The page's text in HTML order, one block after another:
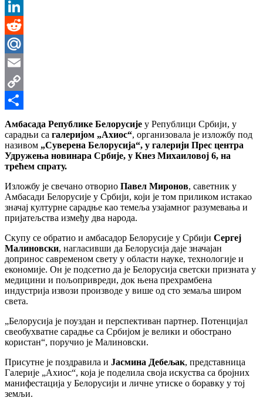
VK
LinkedIn
Reddit
Mail.Ru
Email
Copy
Link
Share
Амбасада Републике Белорусије у Републици Србији, у
сарадњи са галеријом „Ахиос“, организовала је изложбу под
називом „Суверена Белорусија“, у галерији Прес центра
Удружења новинара Србије, у Кнез Михаиловој 6, на
трећем спрату.
Изложбу је свечано отворио Павел Миронов, саветник у
Амбасади Белорусије у Србији, који је том приликом истакао
значај културне сарадње као темеља узајамног разумевања и
пријатељства између два народа.
Скупу се обратио и амбасадор Белорусије у Србији Сергеј
Малиновски, нагласивши да Белорусија даје значајан
допринос савременом свету у области науке, технологије и
економије. Он је подсетио да је Белорусија светски призната у
медицини и пољопривреди, док њена прехрамбена
индустрија извози производе у више од сто земаља широм
света.
„Белорусија је поуздан и перспективан партнер. Потенцијал
свеобухватне сарадње са Србијом је велики и обострано
користан“, поручио је Малиновски.
Присутне је поздравила и Јасмина Дебељак, представница
Галерије „Ахиос“, која је поделила своја искуства са бројних
манифестација у Белорусији и личне утиске о боравку у тој
земљи.